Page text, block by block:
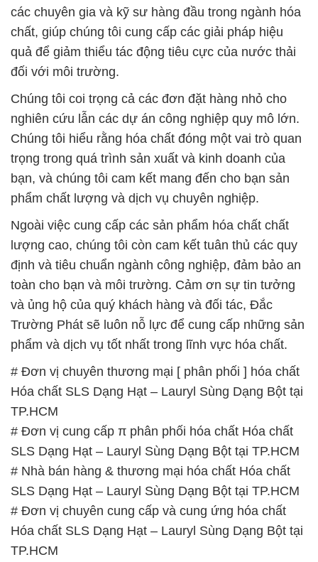
các chuyên gia và kỹ sư hàng đầu trong ngành hóa
chất, giúp chúng tôi cung cấp các giải pháp hiệu
quả để giảm thiểu tác động tiêu cực của nước thải
đối với môi trường.
Chúng tôi coi trọng cả các đơn đặt hàng nhỏ cho
nghiên cứu lẫn các dự án công nghiệp quy mô lớn.
Chúng tôi hiểu rằng hóa chất đóng một vai trò quan
trọng trong quá trình sản xuất và kinh doanh của
bạn, và chúng tôi cam kết mang đến cho bạn sản
phẩm chất lượng và dịch vụ chuyên nghiệp.
Ngoài việc cung cấp các sản phẩm hóa chất chất
lượng cao, chúng tôi còn cam kết tuân thủ các quy
định và tiêu chuẩn ngành công nghiệp, đảm bảo an
toàn cho bạn và môi trường. Cảm ơn sự tin tưởng
và ủng hộ của quý khách hàng và đối tác, Đắc
Trường Phát sẽ luôn nỗ lực để cung cấp những sản
phẩm và dịch vụ tốt nhất trong lĩnh vực hóa chất.
# Đơn vị chuyên thương mại [ phân phối ] hóa chất
Hóa chất SLS Dạng Hạt – Lauryl Sùng Dạng Bột tại
TP.HCM
# Đơn vị cung cấp π phân phối hóa chất Hóa chất
SLS Dạng Hạt – Lauryl Sùng Dạng Bột tại TP.HCM
# Nhà bán hàng & thương mại hóa chất Hóa chất
SLS Dạng Hạt – Lauryl Sùng Dạng Bột tại TP.HCM
# Đơn vị chuyên cung cấp và cung ứng hóa chất
Hóa chất SLS Dạng Hạt – Lauryl Sùng Dạng Bột tại
TP.HCM